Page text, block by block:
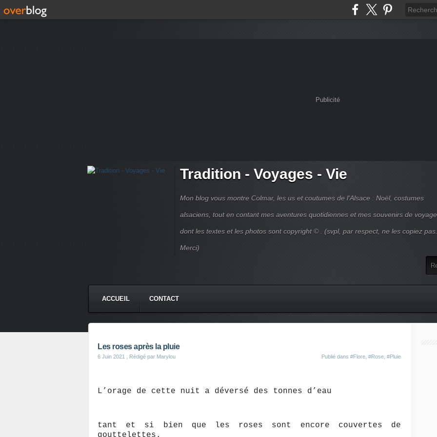
Publicité
Tradition - Voyages - Vie
Mon blog vous montre Colmar, les us et coutumes de l'Alsace : Noël, costumes
alsaciens, tout en contant mes aventures quotidiennes et mes souvenirs de
dont les textes et les photos sont copyright © . (svpl, par respect, ne les copiez pas.
Merci)
ACCUEIL CONTACT
Les roses après la pluie
6 Juin 2021 , Rédigé par Marylou Publié dans #Flore #Rose #Pluie
L’orage de cette nuit a déversé des tonnes d’eau
tant et si bien que les roses sont encore couvertes de
gouttelettes.